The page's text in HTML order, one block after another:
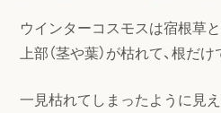
ウインターコスモスは宿根草
上部（茎や葉）が枯れて、根だ
一見枯れてしまったように見